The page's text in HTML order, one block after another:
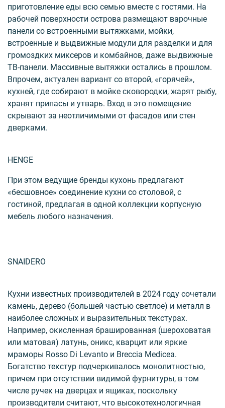
приготовление еды всю семью вместе с гостями. На
рабочей поверхности острова размещают варочные
панели со встроенными вытяжками, мойки,
встроенные и выдвижные модули для разделки и для
громоздких миксеров и комбайнов, даже выдвижные
ТВ-панели. Массивные вытяжки остались в прошлом.
Впрочем, актуален вариант со второй, «горячей»,
кухней, где собирают в мойке сковородки, жарят рыбу,
хранят припасы и утварь. Вход в это помещение
скрывают за неотличимыми от фасадов или стен
дверками.
HENGE
При этом ведущие бренды кухонь предлагают
«бесшовное» соединение кухни со столовой, с
гостиной, предлагая в одной коллекции корпусную
мебель любого назначения.
SNAIDERO
Кухни известных производителей в 2024 году сочетали
камень, дерево (большей частью светлое) и металл в
наиболее сложных и выразительных текстурах.
Например, окисленная брашированная (шероховатая
или матовая) латунь, оникс, кварцит или яркие
мраморы Rosso Di Levanto и Breccia Medicea.
Богатство текстур подчеркивалось монолитностью,
причем при отсутствии видимой фурнитуры, в том
числе ручек на дверцах и ящиках, поскольку
производители считают, что высокотехнологичная